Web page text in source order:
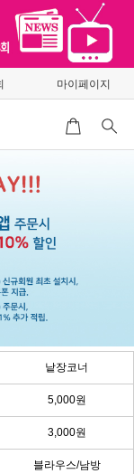
마이페이지
낱장코너
5,000원
3,000원
블라우스/남방